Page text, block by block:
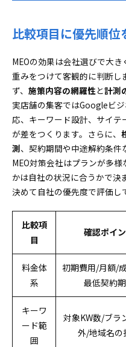
比較項目に優先順位
MEOの効果は会社選びで大
重みをつけて客観的に判断
ず、 施策内容の網羅性と計測
実店舗の集客ではGoogleビ
応、キーワード設計、サイテ
が差をつくります。さらに、
測、契約期間や中途解約条件
MEO対策会社はプランが多
かは自社の状況に合うかで決
決めて自社の優先度で評価し
比較項
目
確認ポイ
料金体
系
初期費用/月額/
最低契約
キーワ
ード範
囲
対象KW数/ブラ
外/地域名の